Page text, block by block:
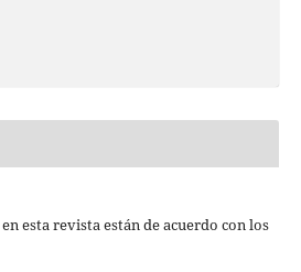
esta revista están de acuerdo con los